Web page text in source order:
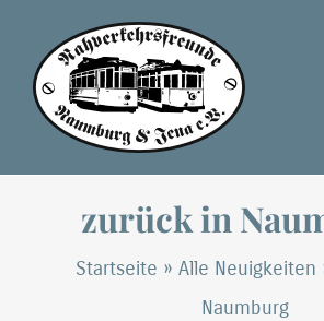
Inhalt
springen
zurück in
Startseite » Alle Neuigkeiten
Naumburg